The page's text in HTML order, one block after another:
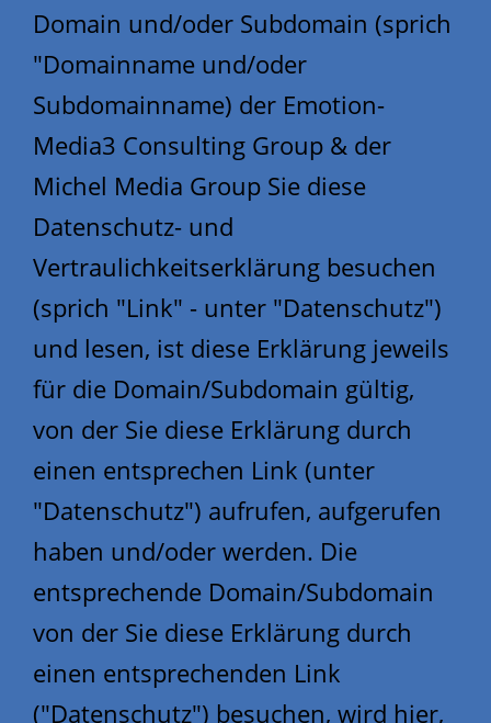
Domain und/oder Subdomain (sprich
"Domainname und/oder
Subdomainname) der Emotion-
Media3 Consulting Group & der
Michel Media Group Sie diese
Datenschutz- und
Vertraulichkeitserklärung besuchen
(sprich "Link" - unter "Datenschutz")
und lesen, ist diese Erklärung jeweils
für die Domain/Subdomain gültig,
von der Sie diese Erklärung durch
einen entsprechen Link (unter
"Datenschutz") aufrufen, aufgerufen
haben und/oder werden. Die
entsprechende Domain/Subdomain
von der Sie diese Erklärung durch
einen entsprechenden Link
("Datenschutz") besuchen, wird hier,